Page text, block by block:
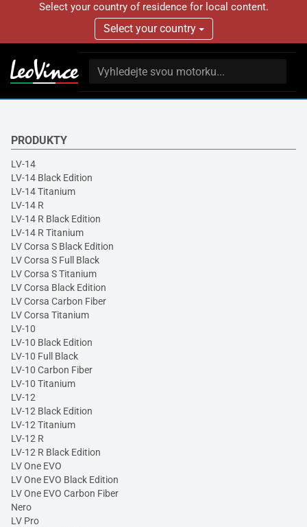
Select your country of residence for local content.
Select your country
PRODUKTY
LV-14
LV-14 Black Edition
LV-14 Titanium
LV-14 R
LV-14 R Black Edition
LV-14 R Titanium
LV Corsa S Black Edition
LV Corsa S Full Black
LV Corsa S Titanium
LV Corsa Black Edition
LV Corsa Carbon Fiber
LV Corsa Titanium
LV-10
LV-10 Black Edition
LV-10 Full Black
LV-10 Carbon Fiber
LV-10 Titanium
LV-12
LV-12 Black Edition
LV-12 Titanium
LV-12 R
LV-12 R Black Edition
LV One EVO
LV One EVO Black Edition
LV One EVO Carbon Fiber
Nero
LV Pro